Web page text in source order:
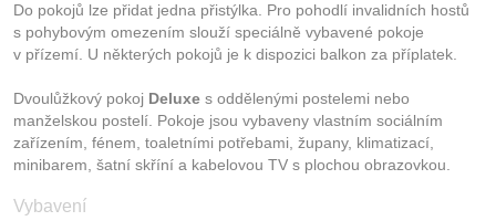
Do pokojů lze přidat jedna přistýlka. Pro pohodlí invalidních hostů
s pohybovým omezením slouží speciálně vybavené pokoje
v přízemí. U některých pokojů je k dispozici balkon za příplatek.
Dvoulůžkový pokoj Deluxe s oddělenými postelemi nebo
manželskou postelí. Pokoje jsou vybaveny vlastním sociálním
zařízením, fénem, toaletními potřebami, župany, klimatizací,
minibarem, šatní skříní a kabelovou TV s plochou obrazovkou.
Vybavení